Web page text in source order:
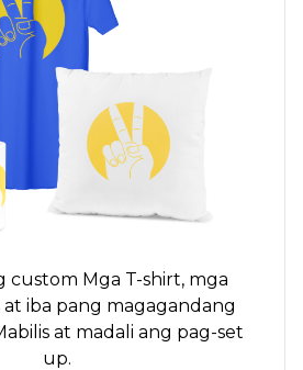
custom Mga T-shirt,mga
at iba pang magagandang
at madali ang pag-set
up.